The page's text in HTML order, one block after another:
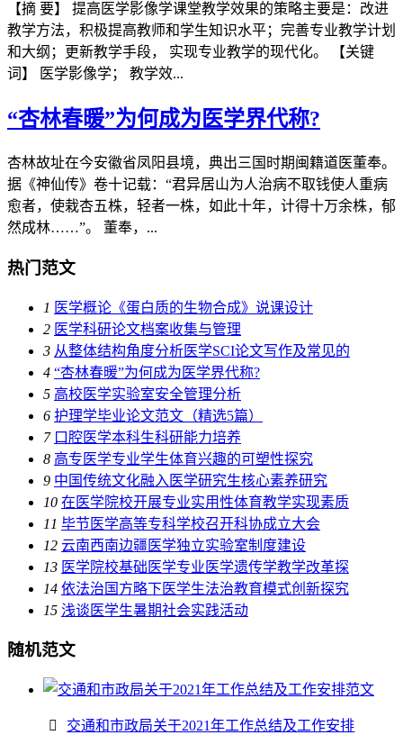
【摘 要】 提高医学影像学课堂教学效果的策略主要是：改进
教学方法，积极提高教师和学生知识水平；完善专业教学计划
和大纲；更新教学手段， 实现专业教学的现代化。 【关键
词】 医学影像学； 教学效...
“杏林春暖”为何成为医学界代称?
杏林故址在今安徽省凤阳县境，典出三国时期闽籍道医董奉。
据《神仙传》卷十记载：“君异居山为人治病不取钱使人重病
愈者，使栽杏五株，轻者一株，如此十年，计得十万余株，郁
然成林……”。 董奉，...
热门范文
1 医学概论《蛋白质的生物合成》说课设计
2 医学科研论文档案收集与管理
3 从整体结构角度分析医学SCI论文写作及常见的
4 “杏林春暖”为何成为医学界代称?
5 高校医学实验室安全管理分析
6 护理学毕业论文范文（精选5篇）
7 口腔医学本科生科研能力培养
8 高专医学专业学生体育兴趣的可塑性探究
9 中国传统文化融入医学研究生核心素养研究
10 在医学院校开展专业实用性体育教学实现素质
11 毕节医学高等专科学校召开科协成立大会
12 云南西南边疆医学独立实验室制度建设
13 医学院校基础医学专业医学遗传学教学改革探
14 依法治国方略下医学生法治教育模式创新探究
15 浅谈医学生暑期社会实践活动
随机范文
交通和市政局关于2021年工作总结及工作安排